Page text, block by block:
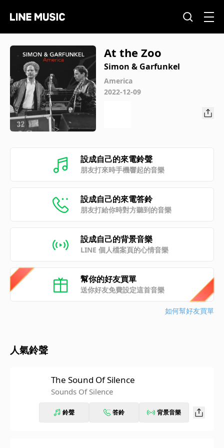
At the Zoo
Simon & Garfunkel
America
2022-12-09
設成自己的來電鈴聲
朋友打來時手機響起的音樂
設成自己的來電答鈴
朋友打給你時對方聽到的音樂
設成自己的背景音樂
LINE 個人檔案頁的心情音樂
幫你的好友買單
送你好友免費設定這首音樂
如何幫好友買單
人氣鈴聲
The Sound Of Silence
Sounds Of Silence
鈴聲 答鈴 背景音樂